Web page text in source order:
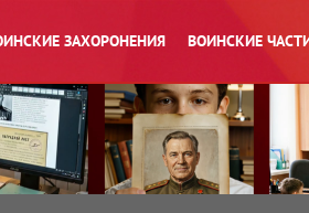
ЗАХОРОНЕНИЯ ВОИНСКИЕ